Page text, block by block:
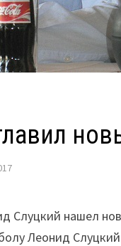
Слуцкий нашел
Леонид